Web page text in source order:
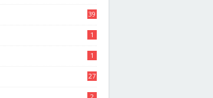
39
1
1
27